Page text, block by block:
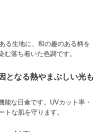
る生地に、和の趣のある柄を
落ち着いた色調です。
となる熱やまぶしい光も
能な日傘です。UVカット率・
トな肌を守ります。